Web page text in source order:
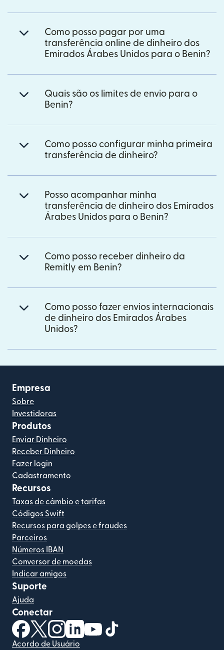
Como posso pagar por uma
transferência online de dinheiro dos
Emirados Árabes Unidos para o Benin?
Quais são os limites de envio para o
Benin?
Como posso configurar minha primeira
transferência de dinheiro?
Posso acompanhar minha
transferência de dinheiro dos Emirados
Árabes Unidos para o Benin?
Como posso receber dinheiro da
Remitly em Benin?
Como posso fazer envios internacionais
de dinheiro dos Emirados Árabes
Unidos?
Empresa
Sobre
Investidoras
Produtos
Enviar Dinheiro
Receber Dinheiro
Fazer login
Cadastramento
Recursos
Taxas de câmbio e tarifas
Códigos Swift
Recursos para golpes e fraudes
Parceiros
Números IBAN
Conversor de moedas
Indicar amigos
Suporte
Ajuda
Conectar
(abre em uma nova janela)
(abre em uma nova janela)
(abre em uma nova janela)
(abre em uma nova janela)
(abre em uma nova janela)
Acordo de Usuário